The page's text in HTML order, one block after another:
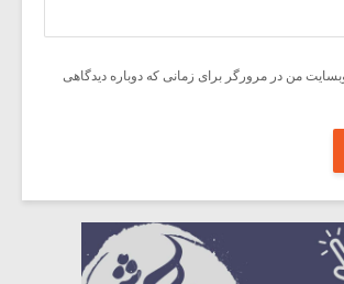
من در مرورگر برای زمانی که دوباره دیدگاهی